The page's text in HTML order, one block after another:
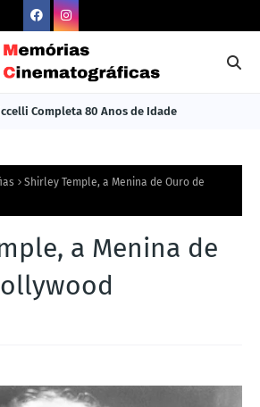
Completa 80 Anos de Idade
Shirley Temple, a Menina de Ouro de
a Menina de